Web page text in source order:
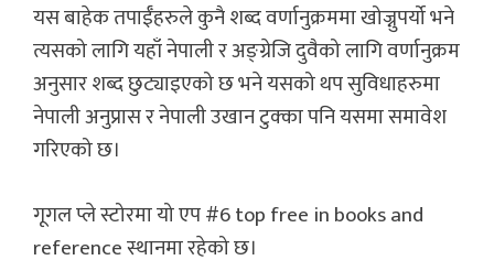
यस बाहेक तपाईँहरुले कुनै शब्द वर्णानुक्रममा खोज्नुपर्यो भने
त्यसको लागि यहाँ नेपाली र अङ्ग्रेजि दुवैको लागि वर्णानुक्रम
अनुसार शब्द छुट्याइएको छ भने यसको थप सुविधाहरुमा
नेपाली अनुप्रास र नेपाली उखान टुक्का पनि यसमा समावेश
गरिएको छ।
गूगल प्ले स्टोरमा यो एप #6 top free in books and
reference स्थानमा रहेको छ।